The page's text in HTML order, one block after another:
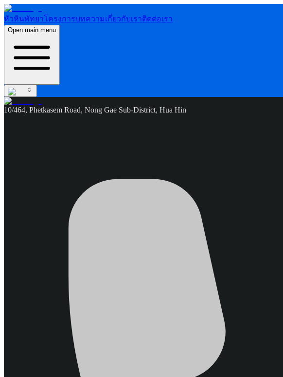
หัวหินพัทยาโครงการบทความเกี่ยวกับเราติดต่อเรา
Open main menu
10/464, Phetkasem Road, Nong Gae Sub-District, Hua Hin